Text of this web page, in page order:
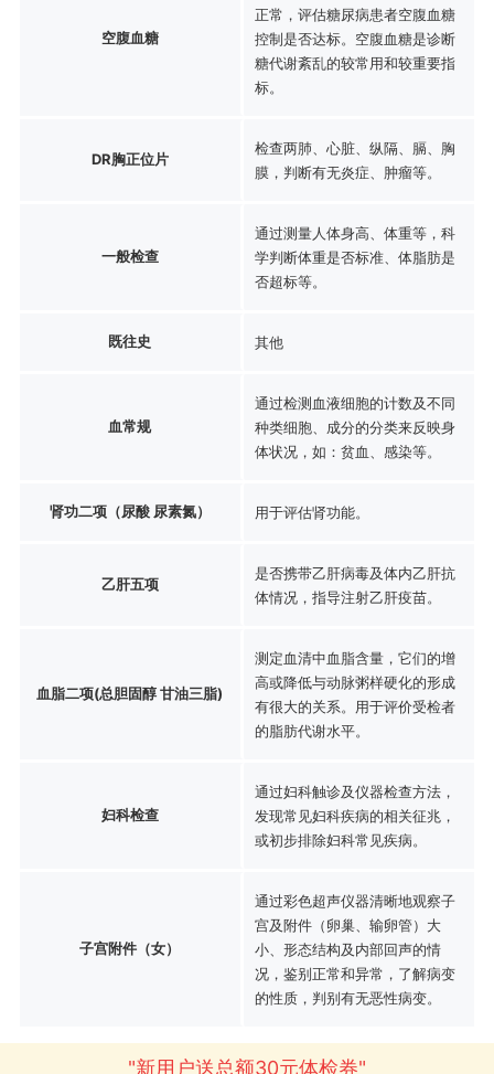
空腹血糖
正常，评估糖尿病患者空腹血糖
控制是否达标。空腹血糖是诊断
糖代谢紊乱的较常用和较重要指
标。
DR胸正位片
检查两肺、心脏、纵隔、膈、胸
膜，判断有无炎症、肿瘤等。
一般检查
通过测量人体身高、体重等，科
学判断体重是否标准、体脂肪是
否超标等。
既往史 其他
血常规
通过检测血液细胞的计数及不同
种类细胞、成分的分类来反映身
体状况，如：贫血、感染等。
肾功二项（尿酸 尿素氮） 用于评估肾功能。
乙肝五项
是否携带乙肝病毒及体内乙肝抗
体情况，指导注射乙肝疫苗。
血脂二项(总胆固醇 甘油三脂)
测定血清中血脂含量，它们的增
高或降低与动脉粥样硬化的形成
有很大的关系。用于评价受检者
的脂肪代谢水平。
妇科检查
通过妇科触诊及仪器检查方法，
发现常见妇科疾病的相关征兆，
或初步排除妇科常见疾病。
子宫附件（女）
通过彩色超声仪器清晰地观察子
宫及附件（卵巢、输卵管）大
小、形态结构及内部回声的情
况，鉴别正常和异常，了解病变
的性质，判别有无恶性病变。
"新用户送总额30元体检券"